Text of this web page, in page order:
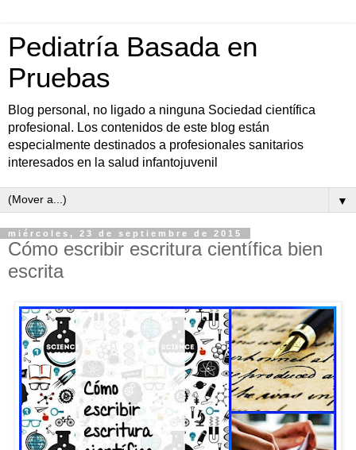
Pediatría Basada en
Pruebas
Blog personal, no ligado a ninguna Sociedad científica
profesional. Los contenidos de este blog están
especialmente destinados a profesionales sanitarios
interesados en la salud infantojuvenil
▼
miércoles, 23 de septiembre de 2015
Cómo escribir escritura científica bien
escrita